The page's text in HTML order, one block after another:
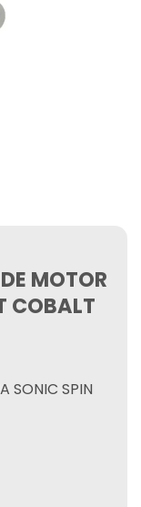
MOTOR
COBALT
SONIC SPIN